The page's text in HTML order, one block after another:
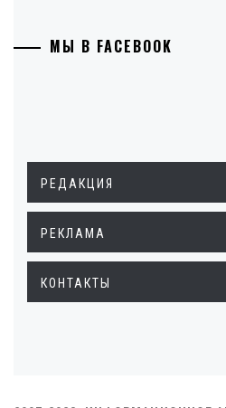
МЫ В FACEBOOK
РЕДАКЦИЯ
РЕКЛАМА
КОНТАКТЫ